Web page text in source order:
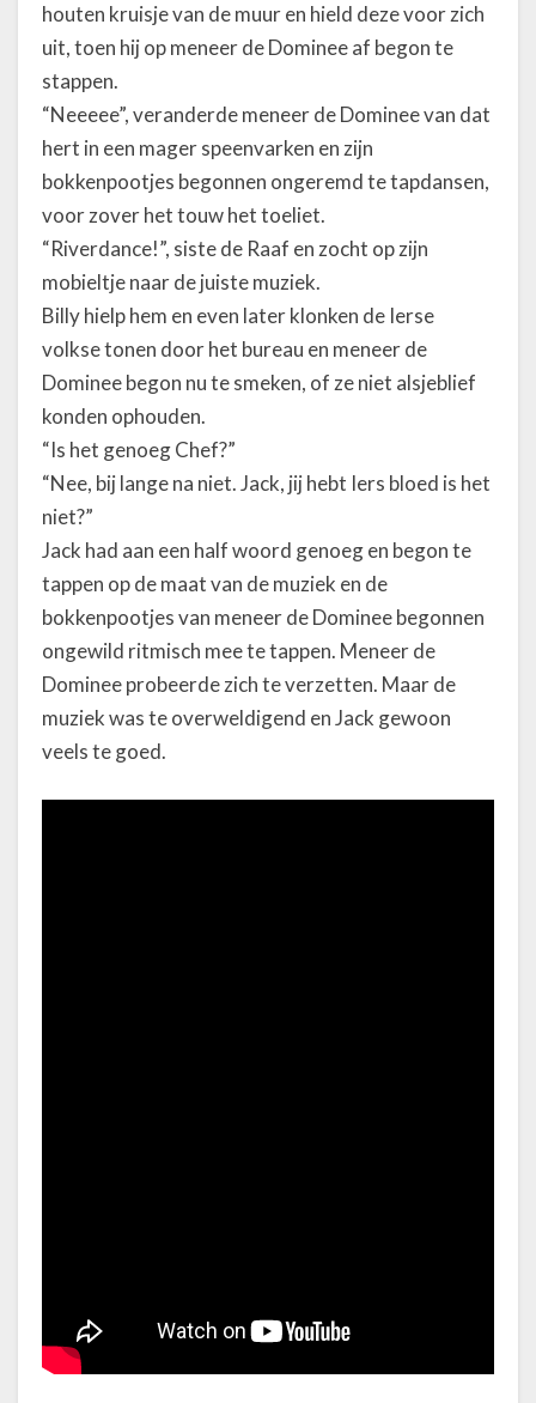
houten kruisje van de muur en hield deze voor zich
uit, toen hij op meneer de Dominee af begon te
stappen.
“Neeeee”, veranderde meneer de Dominee van dat
hert in een mager speenvarken en zijn
bokkenpootjes begonnen ongeremd te tapdansen,
voor zover het touw het toeliet.
“Riverdance!”, siste de Raaf en zocht op zijn
mobieltje naar de juiste muziek.
Billy hielp hem en even later klonken de Ierse
volkse tonen door het bureau en meneer de
Dominee begon nu te smeken, of ze niet alsjeblief
konden ophouden.
“Is het genoeg Chef?”
“Nee, bij lange na niet. Jack, jij hebt Iers bloed is het
niet?”
Jack had aan een half woord genoeg en begon te
tappen op de maat van de muziek en de
bokkenpootjes van meneer de Dominee begonnen
ongewild ritmisch mee te tappen. Meneer de
Dominee probeerde zich te verzetten. Maar de
muziek was te overweldigend en Jack gewoon
veels te goed.